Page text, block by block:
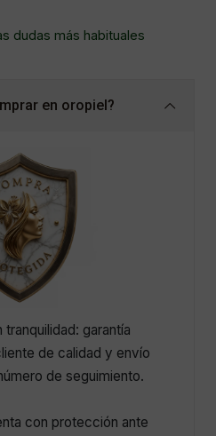
dudas más habituales
en oropiel?
garantía
de calidad y envío
de seguimiento.
con protección ante